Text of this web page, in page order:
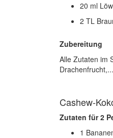
20 ml
2 TL
Zubereitung
Alle Zutaten im
Cashew-
Zutaten für 2
1